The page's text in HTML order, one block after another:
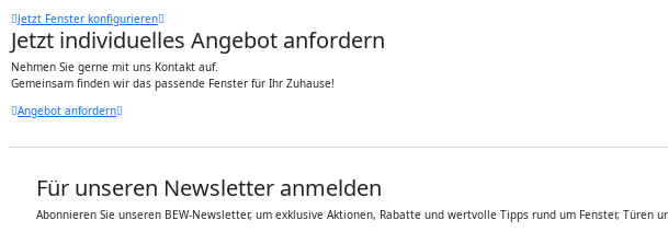
Jetzt Fenster konfigurieren
Jetzt individuelles Angebot anfordern
Nehmen Sie gerne mit uns Kontakt auf.
Gemeinsam finden wir das passende Fenster für Ihr Zuhause!
Angebot anfordern
Für unseren Newsletter anmelden
Abonnieren Sie unseren BEW-Newsletter, um exklusive Aktionen, Rabatte und wertvolle Tipps rund um Fenster, Türen